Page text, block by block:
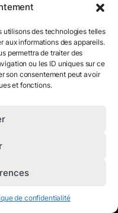
utilisons des technologies telles
aux informations des appareils.
permettra de traiter des
ou les ID uniques sur ce
son consentement peut avoir
et fonctions.
de confidentialité